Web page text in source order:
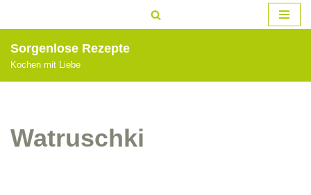
Inhalt
springen
Sorgenlose Rezepte
Kochen mit Liebe
Watruschki